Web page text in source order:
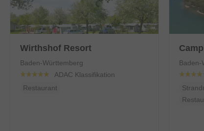
Wirthshof Resort
Baden-Württemberg
ADAC Klassifikation
Restaurant
Baden-